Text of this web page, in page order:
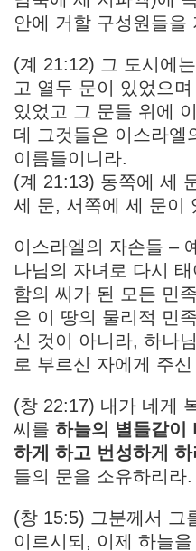
안에 거할 구성원들을
(계 21:12) 그 도시에
고 열두 문이 있었으
있었고 그 문들 위에
데 그것들은 이스라엘
이름들이니라.
(계 21:13) 동쪽에 세
세 문, 서쪽에 세 문이
이스라엘의 자손들 –
나님의 자녀로 다시
함의 씨가 된 모든 민
은 이 땅의 물리적 민
신 것이 아니라, 하나
로 부르신 자에게 주
(창 22:17) 내가 네게
씨를 하늘의 별들같이
하게 하고 번성하게 하
들의 문을 소유하리라.
(창 15:5) 그분께서 그
이르시되, 이제 하늘을